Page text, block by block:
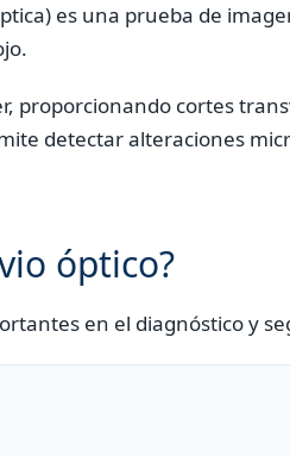
es una prueba de
proporcionando cortes
detectar alteraciones
óptico?
en el diagnóstico y